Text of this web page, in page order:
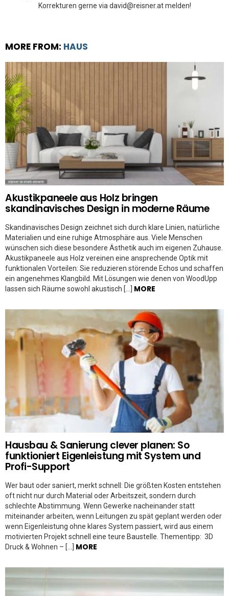
Korrekturen gerne via david@reisner.at melden!
MORE FROM: HAUS
Akustikpaneele aus Holz bringen
skandinavisches Design in moderne Räume
Skandinavisches Design zeichnet sich durch klare Linien, natürliche
Materialien und eine ruhige Atmosphäre aus. Viele Menschen
wünschen sich diese besondere Ästhetik auch im eigenen Zuhause.
Akustikpaneele aus Holz vereinen eine ansprechende Optik mit
funktionalen Vorteilen: Sie reduzieren störende Echos und schaffen
ein angenehmes Klangbild. Mit Lösungen wie denen von WoodUpp
lassen sich Räume sowohl akustisch […] MORE
Hausbau & Sanierung clever planen: So
funktioniert Eigenleistung mit System und
Profi-Support
Wer baut oder saniert, merkt schnell: Die größten Kosten entstehen
oft nicht nur durch Material oder Arbeitszeit, sondern durch
schlechte Abstimmung. Wenn Gewerke nacheinander statt
miteinander arbeiten, wenn Leitungen zu spät geplant werden oder
wenn Eigenleistung ohne klares System passiert, wird aus einem
motivierten Projekt schnell eine teure Baustelle. Thementipp: 3D
Druck & Wohnen – […] MORE